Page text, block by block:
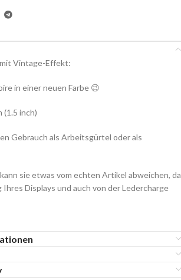
Vintage-Effekt:
in einer neuen Farbe 😉
(1.5 inch)
Gebrauch als Arbeitsgürtel oder als
sie etwas vom echten Artikel abweichen, da
Displays und auch von der Ledercharge